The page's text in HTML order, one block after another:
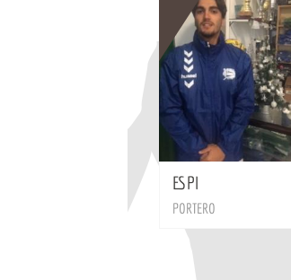
ESPI
PORTERO